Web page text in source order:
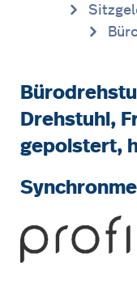
Drehstuhl,
gepolstert,